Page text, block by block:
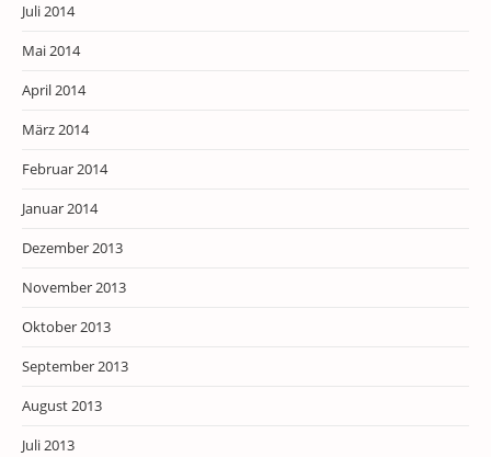
Juli 2014
Mai 2014
April 2014
März 2014
Februar 2014
Januar 2014
Dezember 2013
November 2013
Oktober 2013
September 2013
August 2013
Juli 2013